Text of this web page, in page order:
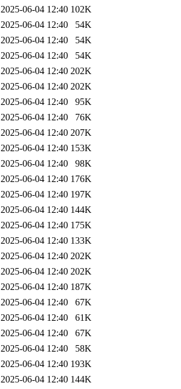
2025-06-04 12:40 102K
2025-06-04 12:40
54K
2025-06-04 12:40
54K
2025-06-04 12:40
54K
2025-06-04 12:40 202K
2025-06-04 12:40 202K
2025-06-04 12:40
95K
2025-06-04 12:40
76K
2025-06-04 12:40 207K
2025-06-04 12:40 153K
2025-06-04 12:40
98K
2025-06-04 12:40 176K
2025-06-04 12:40 197K
2025-06-04 12:40 144K
2025-06-04 12:40 175K
2025-06-04 12:40 133K
2025-06-04 12:40 202K
2025-06-04 12:40 202K
2025-06-04 12:40 187K
2025-06-04 12:40
67K
2025-06-04 12:40
61K
2025-06-04 12:40
67K
2025-06-04 12:40
58K
2025-06-04 12:40 193K
2025-06-04 12:40 144K